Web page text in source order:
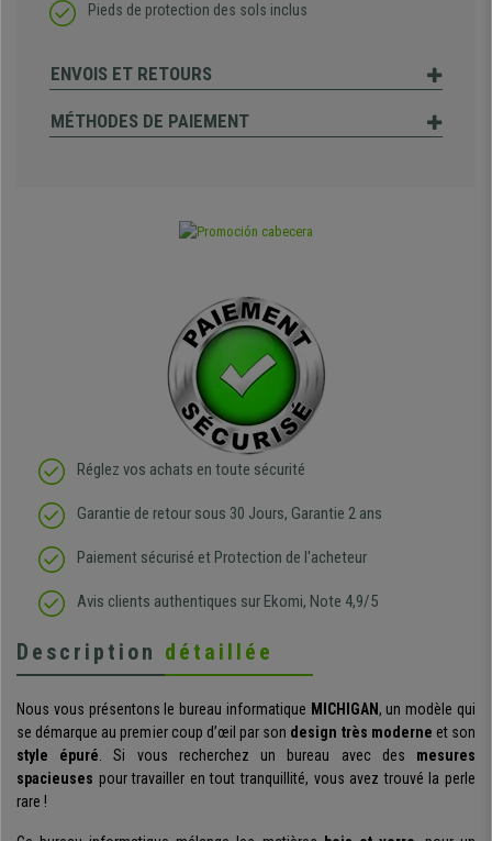
Pieds de protection des sols inclus
ENVOIS ET RETOURS
MÉTHODES DE PAIEMENT
Réglez vos achats en toute sécurité
Garantie de retour sous 30 Jours, Garantie 2 ans
Paiement sécurisé et Protection de l'acheteur
Avis clients authentiques sur Ekomi, Note 4,9/5
Description détaillée
Nous vous présentons le bureau informatique MICHIGAN, un modèle qui
se démarque au premier coup d’œil par son design très moderne et son
style épuré. Si vous recherchez un bureau avec des mesures
spacieuses pour travailler en tout tranquillité, vous avez trouvé la perle
rare !